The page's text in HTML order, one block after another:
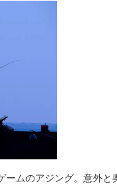
ムのアジング。意外と